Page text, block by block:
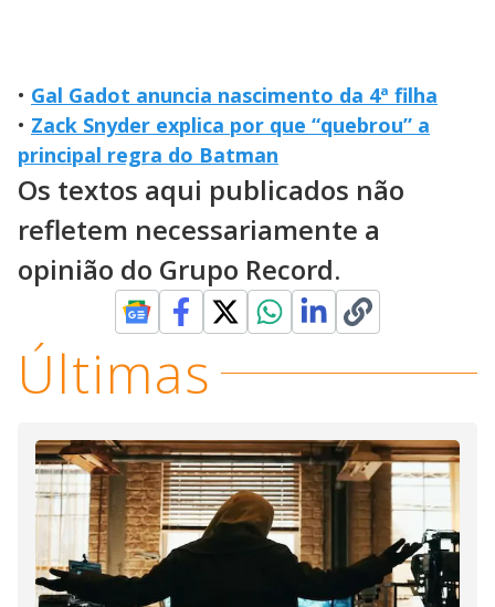
• Gal Gadot anuncia nascimento da 4ª filha
• Zack Snyder explica por que “quebrou” a
principal regra do Batman
Os textos aqui publicados não
refletem necessariamente a
opinião do Grupo Record.
Últimas